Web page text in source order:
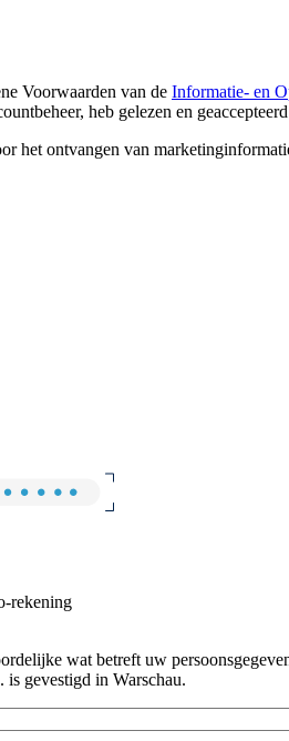
Voorwaarden van de Informatie- en
heb gelezen en
het ontvangen van
rekening
wat betreft uw
gevestigd in Warschau.